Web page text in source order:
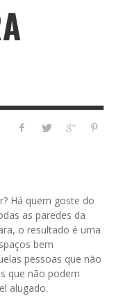
Há quem goste do
as paredes da
o resultado é uma
bem
pessoas que não
que não podem
alugado.